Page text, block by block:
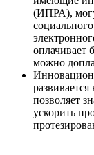
(ИПРА),
оплачивает
можно
позволяет
ускорить